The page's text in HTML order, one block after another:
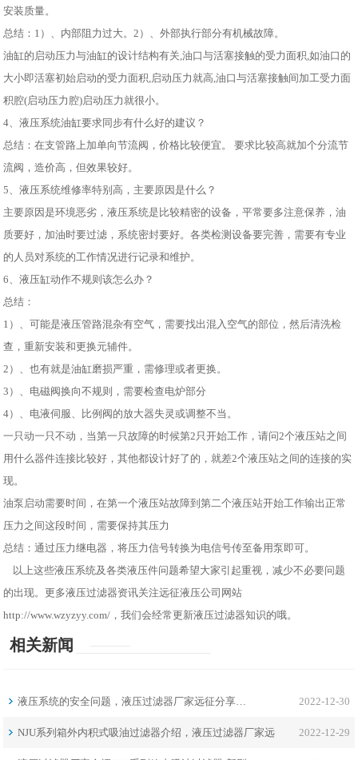
安装质量。
总结：1）、内部阻力过大。2）、外部执行部分有机械故障。
油缸的启动压力与油缸的设计结构有关,油口与活塞接触的受力面积,如油口的
大小即活塞初始启动的受力面积,启动压力就高,油口与活塞接触间加工受力面
积腔(启动压力腔)启动压力就很小。
4、液压系统油缸要求同步有什么好的建议？
总结：在支管路上加单向节流阀，价格比较便宜。 要求比较高就加个分流节
流阀，造价高，但效果较好。
5、液压系统维修率特别高，主要原因是什么？
主要原因是环境恶劣，液压系统是比较精密的设备，平常要多注意保养，油
质要好，加油时要过滤，系统密封要好。各类检测设备要完善，需要有专业
的人员对系统的工作情况进行记录和维护。
6、液压缸动作不规则该怎么办？
总结：
1）、可能是液压管路混杂有空气，需要找出混入空气的部位，然后清洗检
查，重新安装和更换元辅件。
2）、也有就是油缸磨损严重，需修理或者更换。
3）、电磁阀换向不规则，需要检查电炉部分
4）、电液伺服、比例阀的放大器失灵或调整不当。
一只动一只不动，当第一只故障的时候第2只开始工作，请问2个液压站之间
用什么器件连接比较好，其他都设计好了的，就差2个液压站之间的连接的实
现。
油泵启动需要时间，在第一个液压站故障到第二个液压站开始工作输出正常
压力之间这段时间，需要保持其压力
总结：通过压力继电器，将压力信号转换为电信号传至备用泵即可。
以上这些液压系统及各类液压件问题希望大家引起重视，减少不必要问题
的出现。更多液压过滤器资讯关注远征液压公司网站
http://www.wzyzyy.com/，我们会经常更新液压过滤器知识的哦。
相关新闻
液压系统的安全问题，液压过滤器厂家远征分享… 2022-12-30
NJU系列箱外内积式吸油过滤器介绍，液压过滤器厂家远 2022-12-29